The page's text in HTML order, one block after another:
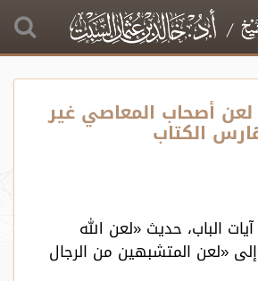
لعن أصحاب المعاصي غير
الكتاب
الباب، حديث «لعن الله
«لعن المتشبهين من الرجال